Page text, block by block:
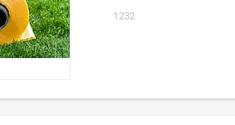
1232